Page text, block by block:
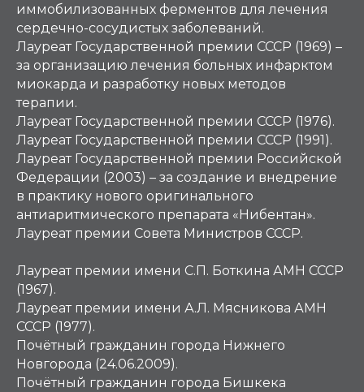
иммобилизованных ферментов для лечения
сердечно-сосудистых заболеваний.
Лауреат Государственной премии СССР (1969) –
за организацию лечения больных инфарктом
миокарда и разработку новых методов
терапии.
Лауреат Государственной премии СССР (1976).
Лауреат Государственной премии СССР (1991).
Лауреат Государственной премии Российской
Федерации (2003) – за создание и внедрение
в практику нового оригинального
антиаритмического препарата «Нибентан».
Лауреат премии Совета Министров СССР.
Лауреат премии имени С.П. Боткина АМН СССР
(1967).
Лауреат премии имени А.Л. Мясникова АМН
СССР (1977).
Почётный гражданин города Нижнего
Новгорода (24.06.2009).
Почётный гражданин города Бишкека